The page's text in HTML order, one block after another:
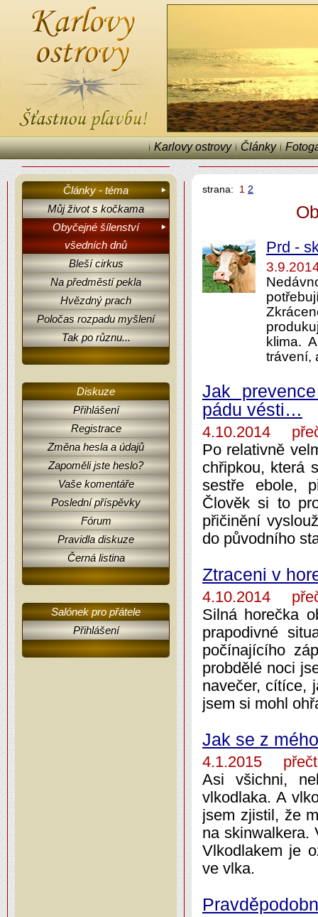
Karlovy ostrovy Články
Články - téma
Můj život s kočkama
Obyčejné šílenství
všedních dnů
Bleší cirkus
Na předměstí pekla
Hvězdný prach
Poločas rozpadu myšlení
Tak po různu...
Diskuze
Přihlášení
Registrace
Změna hesla a údajů
Zapoměli jste heslo?
Vaše komentáře
Poslední příspěvky
Fórum
Pravidla diskuze
Černá listina
Salónek pro přátele
Přihlášení
strana: 1 2
Prd -
klima.
trávení,
Jak
pádu vésti…
4.10.2014
Po relativně
chřipkou, která
sestře ebole,
Člověk si to
přičinění
do původního
Ztraceni v
4.10.2014
Silná horečka
prapodivné
počínajícího
probdělé noci
navečer, cítíce,
jsem si mohl
Jak se z
4.1.2015
Asi všichni,
vlkodlaka. A
jsem zjistil, že
na skinwalkera.
Vlkodlakem je
ve vlka.